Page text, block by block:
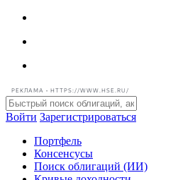
РЕКЛАМА • HTTPS://WWW.HSE.RU/
Войти Зарегистрироваться